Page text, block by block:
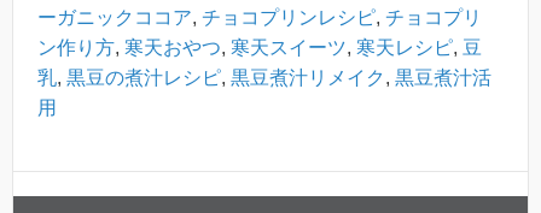
ーガニックココア, チョコプリンレシピ, チョコプリ
ン作り方, 寒天おやつ, 寒天スイーツ, 寒天レシピ, 豆
乳, 黒豆の煮汁レシピ, 黒豆煮汁リメイク , 黒豆煮汁活
用